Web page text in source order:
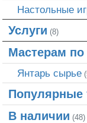
Настольные
Услуги (8)
Мастерам
Янтарь сырье
Популярные
В наличии (48)